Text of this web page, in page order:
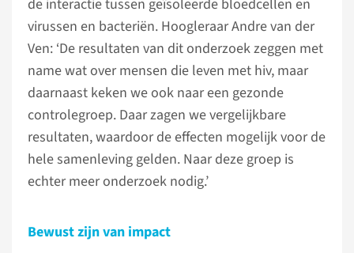
de interactie tussen geïsoleerde bloedcellen en
virussen en bacteriën. Hoogleraar Andre van der
Ven: ‘De resultaten van dit onderzoek zeggen met
name wat over mensen die leven met hiv, maar
daarnaast keken we ook naar een gezonde
controlegroep. Daar zagen we vergelijkbare
resultaten, waardoor de effecten mogelijk voor de
hele samenleving gelden. Naar deze groep is
echter meer onderzoek nodig.’
Bewust zijn van impact